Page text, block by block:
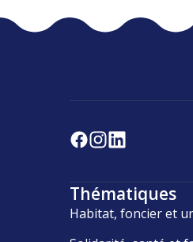
Thématiques
Habitat, foncier et